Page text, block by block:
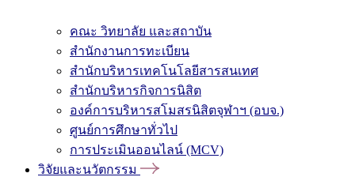
คณะ วิทยาลัย และสถาบัน
สำนักงานการทะเบียน
สำนักบริหารเทคโนโลยีสารสนเทศ
สำนักบริหารกิจการนิสิต
องค์การบริหารสโมสรนิสิตจุฬาฯ (อบจ.)
ศูนย์การศึกษาทั่วไป
การประเมินออนไลน์ (MCV)
วิจัยและนวัตกรรม